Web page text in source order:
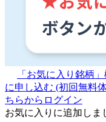
「お気に入り銘柄
に申し込む (初回無料
ちらからログイン
お気に入りに追加しま